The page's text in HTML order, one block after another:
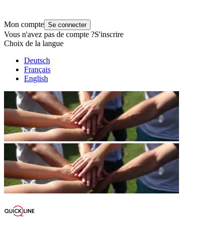
Mon compte Se connecter
Vous n'avez pas de compte ?S'inscrire
Choix de la langue
Deutsch
Français
English